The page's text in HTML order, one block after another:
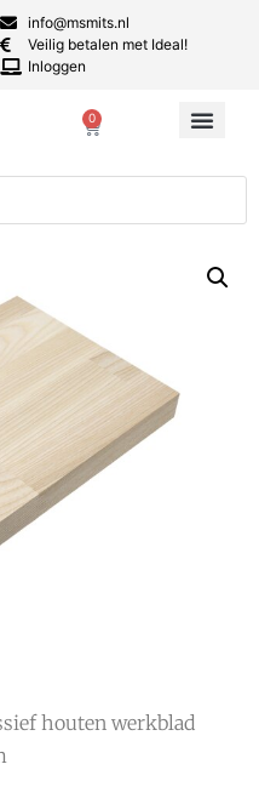
info@msmits.nl
Veilig betalen met Ideal!
Inloggen
0
houten werkblad